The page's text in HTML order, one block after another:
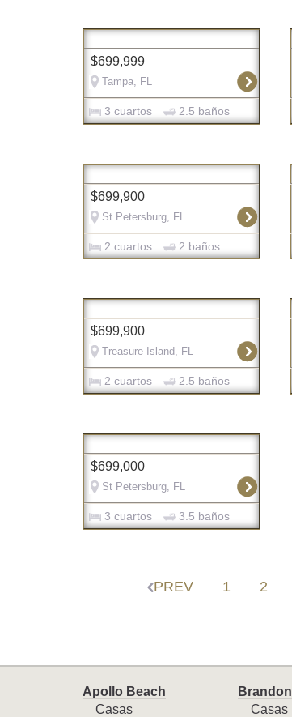
$699,999
Tampa, FL
3 cuartos 2.5 baños
$699,900
St Petersburg, FL
2 cuartos 2 baños
$699,900
Treasure Island, FL
2 cuartos 2.5 baños
$699,000
St Petersburg, FL
3 cuartos 3.5 baños
PREV 1 2
Apollo Beach
Casas
Brandon
Casas